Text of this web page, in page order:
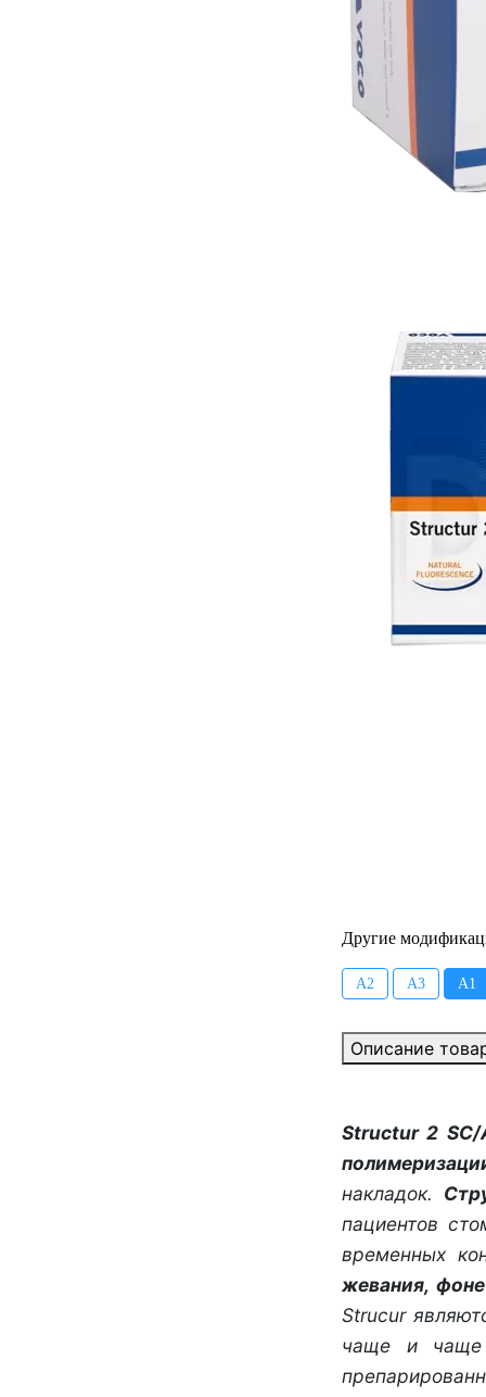
Другие
А2 А3 А1
Описание
Structur 2 SC/
накладок.
пациентов
временных
жевания,
Strucur
чаще и чаще